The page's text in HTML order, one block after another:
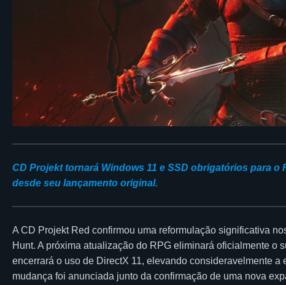
CD Projekt tornará Windows 11 e SSD obrigatórios para
desde seu lançamento original.
A CD Projekt Red confirmou uma reformulação significativa
Hunt. A próxima atualização do RPG eliminará oficialmente o
encerrará o uso de DirectX 11, elevando consideravelmente
mudança foi anunciada junto da confirmação de uma nova